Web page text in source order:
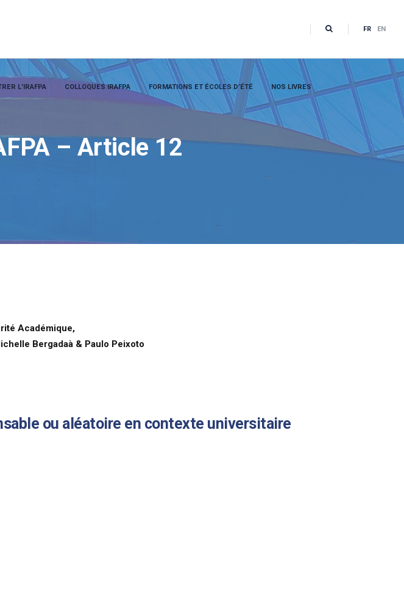
FR EN
L’IRAFPA COLLOQUES IRAFPA FORMATIONS ET ÉCOLES D’ÉTÉ NOS LIVRES
– Article 12
Académique,
Bergadaà & Paulo Peixoto
ou aléatoire en contexte universitaire